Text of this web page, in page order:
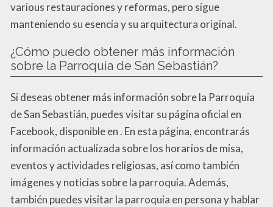
various restauraciones y reformas, pero sigue
manteniendo su esencia y su arquitectura original.
¿Cómo puedo obtener más información
sobre la Parroquia de San Sebastián?
Si deseas obtener más información sobre la Parroquia
de San Sebastián, puedes visitar su página oficial en
Facebook, disponible en . En esta página, encontrarás
información actualizada sobre los horarios de misa,
eventos y actividades religiosas, así como también
imágenes y noticias sobre la parroquia. Además,
también puedes visitar la parroquia en persona y hablar